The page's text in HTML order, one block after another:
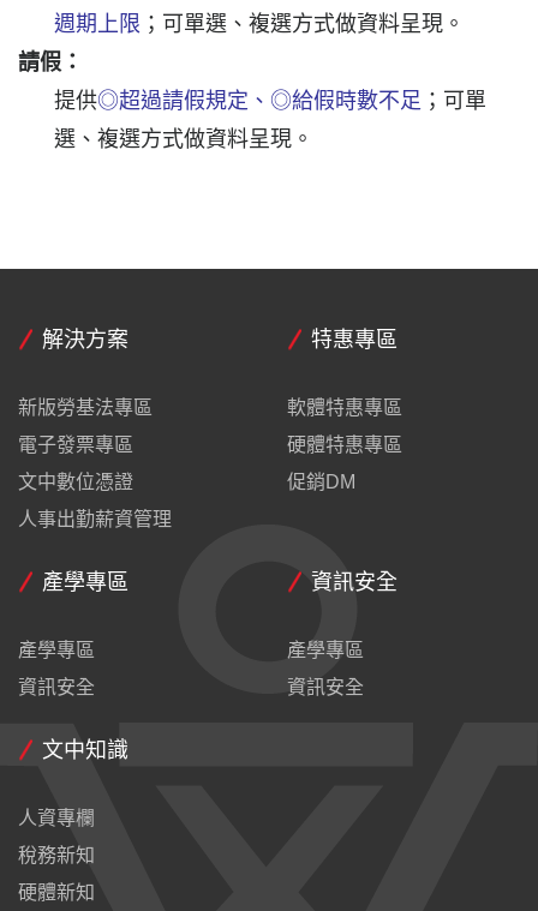
週期上限 ；可單選、複選方式做資料呈現。
請假：
提供◎超過請假規定、◎給假時數不足 ；可單
選、複選方式做資料呈現。
解決方案
新版勞基法專區
電子發票專區
文中數位憑證
人事出勤薪資管理
特惠專區
軟體特惠專區
硬體特惠專區
促銷DM
產學專區
產學專區
資訊安全
資訊安全
產學專區
資訊安全
文中知識
人資專欄
稅務新知
硬體新知